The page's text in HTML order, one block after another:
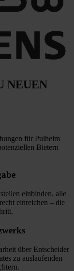
NEUEN
für Pulheim
Bietern
einbinden, alle
einreichen – die
über Entscheider
zu auslaufenden